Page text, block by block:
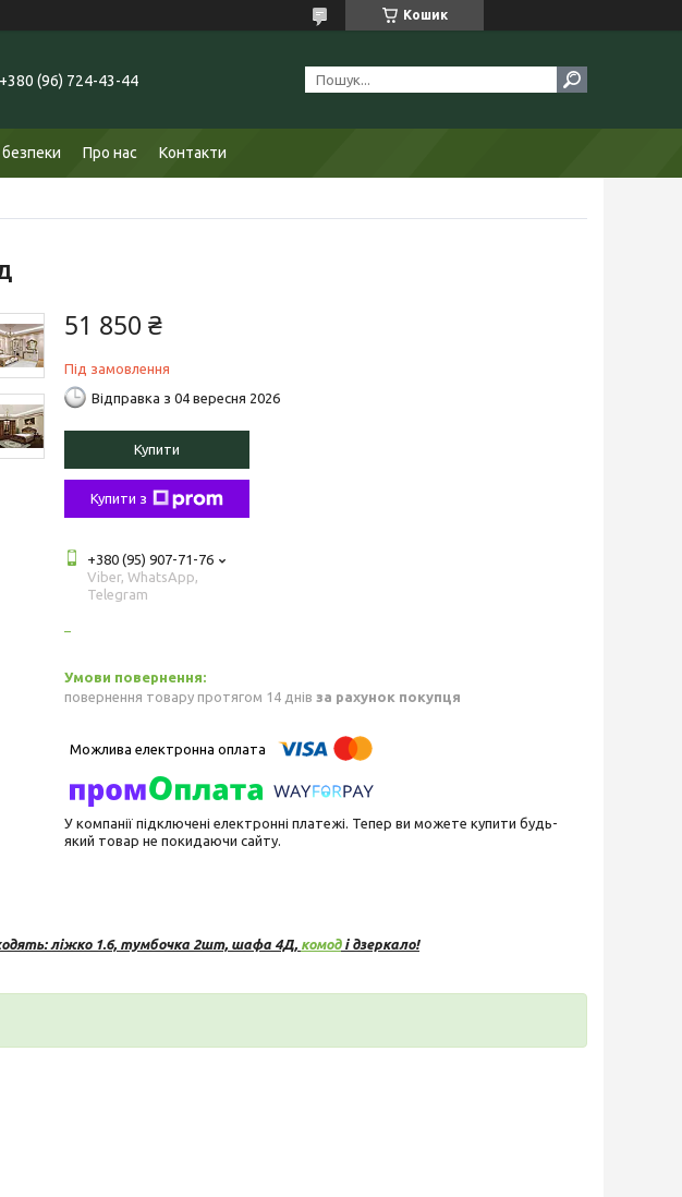
Кошик
+380 (96) 724-43-44
Про нас Контакти
51 850 ₴
Під замовлення
Відправка з 04 вересня 2026
Купити
Купити з
+380 (95) 907-71-76
Viber, WhatsApp,
Telegram
повернення товару протягом 14 днів за рахунок покупця
У компанії підключені електронні платежі. Тепер ви можете купити будь-
який товар не покидаючи сайту.
ліжко 1.6, тумбочка 2шт, шафа 4Д, комоді дзеркало!